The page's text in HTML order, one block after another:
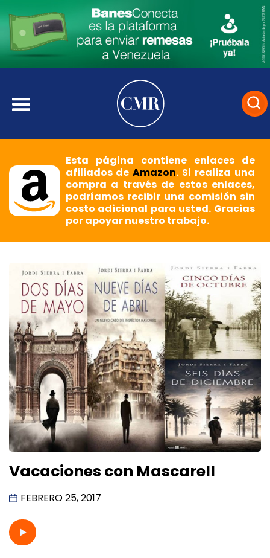
Esta página contiene enlaces de
afiliados deAmazon. Si realiza una
compra a través de estos enlaces,
podríamos recibir una comisión sin
costo adicional para usted. Gracias
por apoyar nuestro trabajo.
Vacaciones con Mascarell
FEBRERO 25, 2017